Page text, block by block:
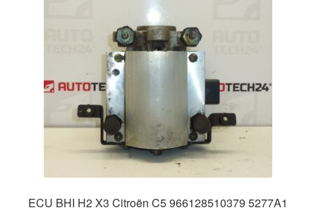
ECU BHI H2 X3 Citroën C5 966128510379 5277A1